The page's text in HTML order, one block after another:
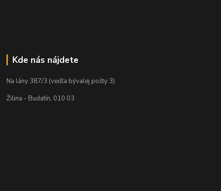
Kde nás nájdete
Na lány 387/3 (vedľa bývalej pošty 3)
Žilina - Budatín, 010 03